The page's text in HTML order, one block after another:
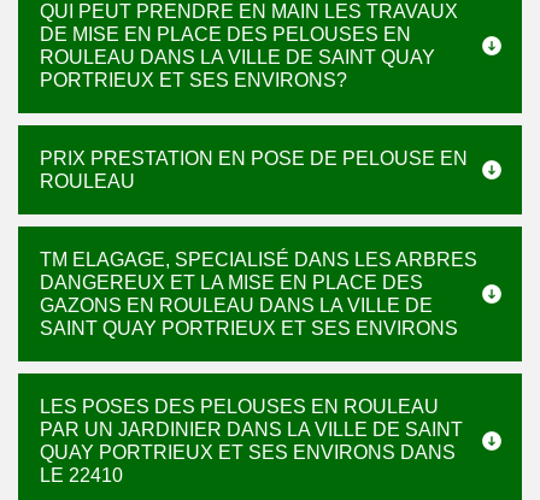
QUI PEUT PRENDRE EN MAIN LES TRAVAUX
DE MISE EN PLACE DES PELOUSES EN
ROULEAU DANS LA VILLE DE SAINT QUAY
PORTRIEUX ET SES ENVIRONS?
PRIX PRESTATION EN POSE DE PELOUSE EN
ROULEAU
TM ELAGAGE, SPECIALISÉ DANS LES ARBRES
DANGEREUX ET LA MISE EN PLACE DES
GAZONS EN ROULEAU DANS LA VILLE DE
SAINT QUAY PORTRIEUX ET SES ENVIRONS
LES POSES DES PELOUSES EN ROULEAU
PAR UN JARDINIER DANS LA VILLE DE SAINT
QUAY PORTRIEUX ET SES ENVIRONS DANS
LE 22410